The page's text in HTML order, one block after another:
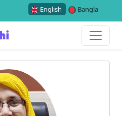
English Bangla